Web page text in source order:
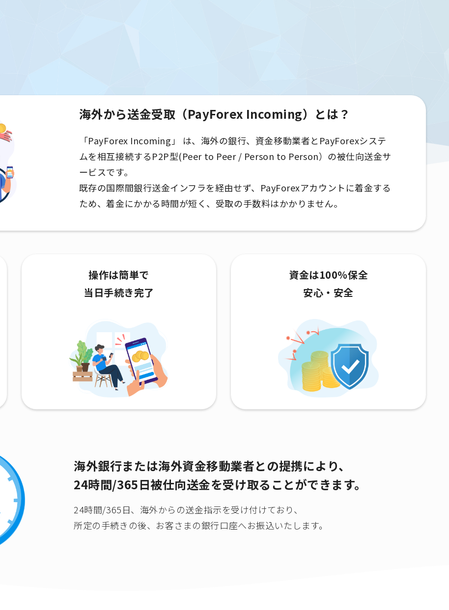
海外から送金受取（PayForex Incoming）とは？
「PayForex Incoming」 は、海外の銀行、資金移動業者とPayForexシステ
ムを相互接続するP2P型(Peer to Peer / Person to Person）の被仕向送金サ
ービスです。
既存の国際間銀行送金インフラを経由せず、PayForexアカウントに着金する
ため、着金にかかる時間が短く、受取の手数料はかかりません。
操作は簡単で
当日手続き完了
資金は100％保全
安心・安全
海外銀行または海外資金移動業者との提携により、
24時間/365日被仕向送金を受け取ることができます。
24時間/365日、海外からの送金指示を受け付けており、
所定の手続きの後、お客さまの銀行口座へお振込いたします。